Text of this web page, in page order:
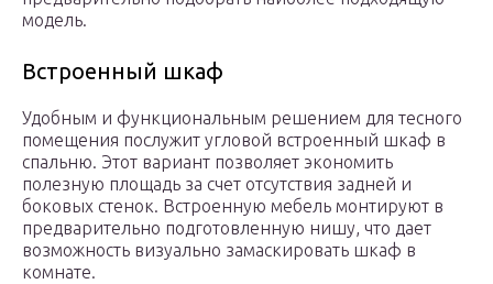
модель.
Встроенный шкаф
Удобным и функциональным решением для тесного
помещения послужит угловой встроенный шкаф в
спальню. Этот вариант позволяет экономить
полезную площадь за счет отсутствия задней и
боковых стенок. Встроенную мебель монтируют в
предварительно подготовленную нишу, что дает
возможность визуально замаскировать шкаф в
комнате.